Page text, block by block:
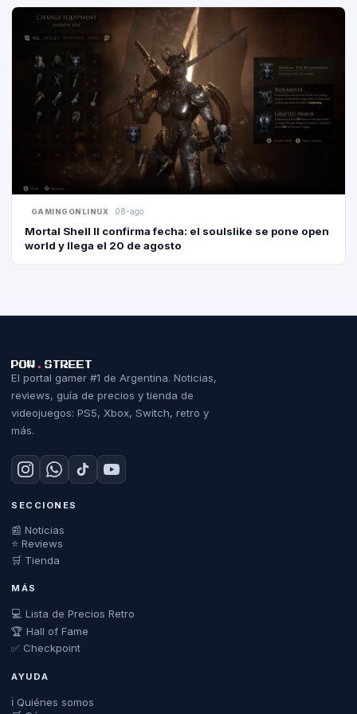
GAMINGONLINUX 08-ago
Mortal Shell II confirma fecha: el soulslike se pone open
world y llega el 20 de agosto
POW . STREET
El portal gamer #1 de Argentina. Noticias,
reviews, guía de precios y tienda de
videojuegos: PS5, Xbox, Switch, retro y
más.
SECCIONES
📰 Noticias
⭐ Reviews
🛒 Tienda
MÁS
💻 Lista de Precios Retro
🏆 Hall of Fame
✅ Checkpoint
AYUDA
ℹ️ Quiénes somos